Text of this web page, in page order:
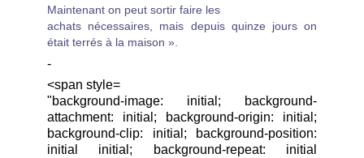
Maintenant on peut sortir faire les
achats nécessaires, mais depuis quinze jours on
était terrés à la maison ».
-
<span style=
"background-image: initial; background-
attachment: initial; background-origin: initial;
background-clip: initial; background-position:
initial initial; background-repeat: initial